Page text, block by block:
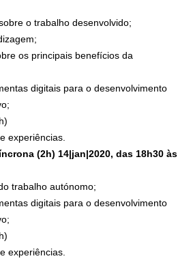
o trabalho desenvolvido;
os principais benefícios da
digitais para o desenvolvimento
experiências.
(2h) 14|jan|2020, das 18h30 às
trabalho autónomo;
digitais para o desenvolvimento
experiências.